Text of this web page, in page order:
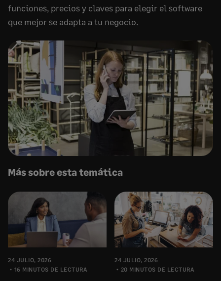
funciones, precios y claves para elegir el software
que mejor se adapta a tu negocio.
Más sobre esta temática
24 JULIO, 2026
16 MINUTOS DE LECTURA
24 JULIO, 2026
20 MINUTOS DE LECTURA